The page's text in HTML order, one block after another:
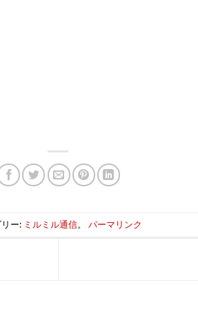
ー: ミルミル通信。 パーマリンク